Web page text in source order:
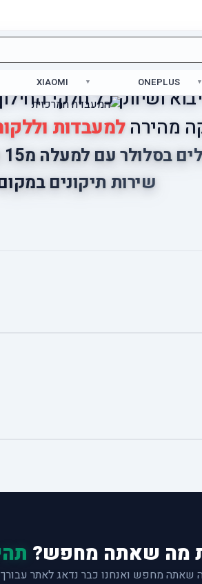
ONEPLUS
XIAOMI
ושיווק כל חלקי
מהירהלמעבדות
בסלולר עם למעלה מ15 שנות ניסיון
שירות תיקונים
מה שאתה מחפש?
שאתה מחפש ואנחנו כבר נדאג לאתר